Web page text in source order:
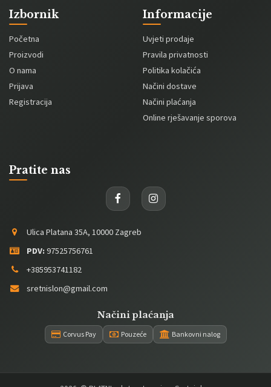
Izbornik
Početna
Proizvodi
O nama
Prijava
Registracija
Informacije
Uvjeti prodaje
Pravila privatnosti
Politika kolačića
Načini dostave
Načini plaćanja
Online rješavanje sporova
Pratite nas
Ulica Platana 35A, 10000 Zagreb
PDV: 97525756761
+385953741182
sretnislon@gmail.com
Načini plaćanja
Corvus Pay Pouzeće Bankovni nalog